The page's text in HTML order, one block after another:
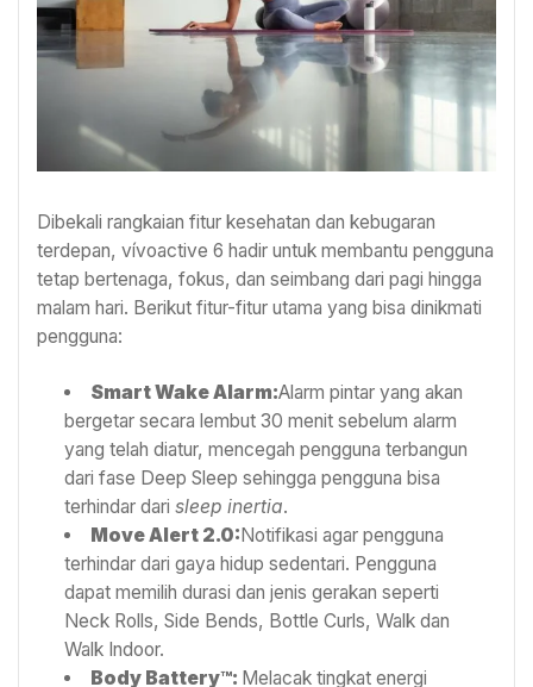
Dibekali rangkaian fitur kesehatan dan kebugaran
terdepan, vívoactive 6 hadir untuk membantu pengguna
tetap bertenaga, fokus, dan seimbang dari pagi hingga
malam hari. Berikut fitur-fitur utama yang bisa dinikmati
pengguna:
Smart Wake Alarm:Alarm pintar yang akan
bergetar secara lembut 30 menit sebelum alarm
yang telah diatur, mencegah pengguna terbangun
dari fase Deep Sleep sehingga pengguna bisa
terhindar darisleep inertia.
Move Alert 2.0: Notifikasi agar pengguna
terhindar dari gaya hidup sedentari. Pengguna
dapat memilih durasi dan jenis gerakan seperti
Neck Rolls, Side Bends, Bottle Curls, Walk dan
Walk Indoor.
Body Battery™: Melacak tingkat energi